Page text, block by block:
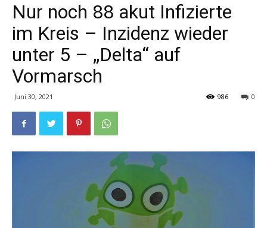
Nur noch 88 akut Infizierte
im Kreis – Inzidenz wieder
unter 5 – „Delta“ auf
Vormarsch
Juni 30, 2021 0
986